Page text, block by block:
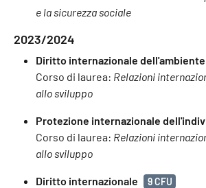
e la sicurezza sociale
2023/2024
Diritto internazionale dell'ambiente
Corso di laurea: Relazioni
allo sviluppo
Protezione internazionale
Corso di laurea: Relazioni
allo sviluppo
Diritto internazionale 9 CFU